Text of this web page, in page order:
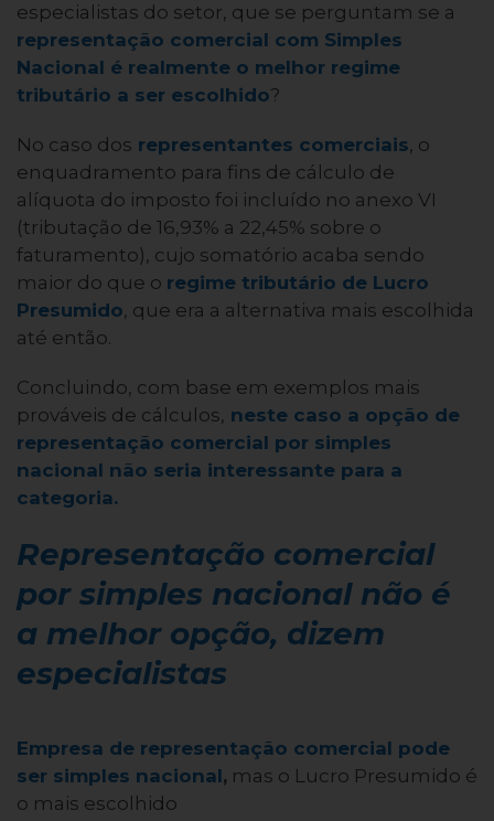
especialistas do setor, que se perguntam se a
representação comercial com Simples
Nacional é realmente o melhor regime
tributário a ser escolhido?
No caso dos representantes comerciais, o
enquadramento para fins de cálculo de
alíquota do imposto foi incluído no anexo VI
(tributação de 16,93% a 22,45% sobre o
faturamento), cujo somatório acaba sendo
maior do que o regime tributário de Lucro
Presumido, que era a alternativa mais escolhida
até então.
Concluindo, com base em exemplos mais
prováveis de cálculos, neste caso a opção de
representação comercial por simples
nacional não seria interessante para a
categoria.
Representação comercial
por simples nacional não é
a melhor opção, dizem
especialistas
Empresa de representação comercial pode
ser simples nacional, mas o Lucro Presumido é
o mais escolhido